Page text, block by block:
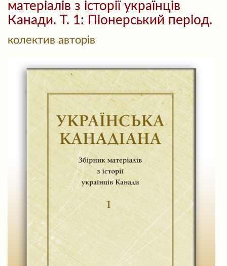
матеріалів з історії українців
Канади. Т. 1: Піонерський період.
колектив авторів